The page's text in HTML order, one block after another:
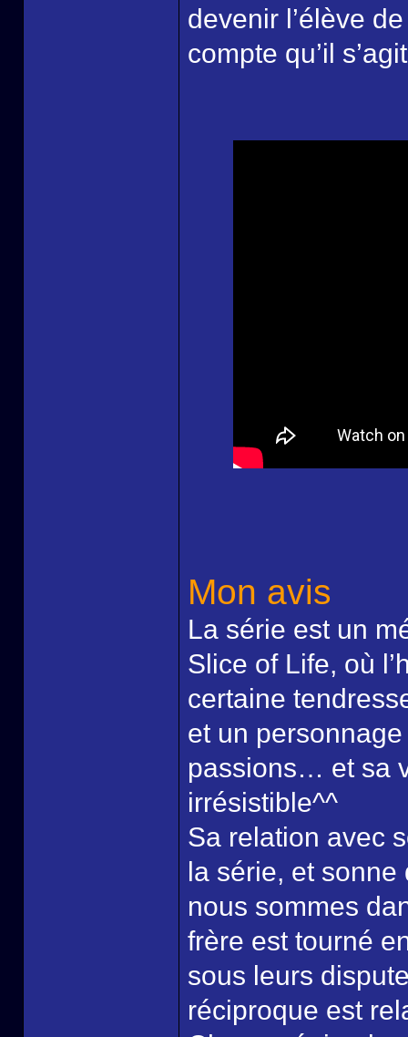
devenir l’élève
compte qu’il
Mon avis
La série est un
Slice of Life, où
certaine
et un
passions… et sa
irrésistible^^
Sa relation avec
la série, et sonne
nous sommes
frère est tourné
sous leurs
réciproque est